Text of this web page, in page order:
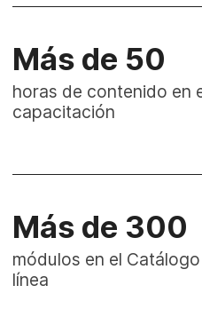
Más de 50
horas de contenido en
capacitación
Más de 300
módulos en el
línea